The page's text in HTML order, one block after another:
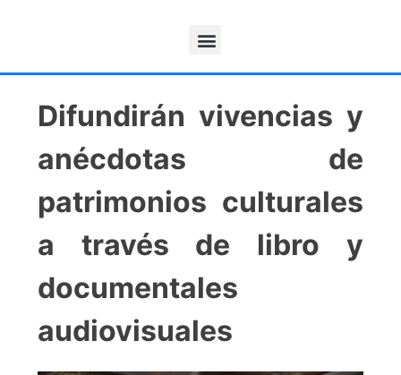
Difundirán vivencias y
anécdotas de
patrimonios culturales
a través de libro y
documentales
audiovisuales